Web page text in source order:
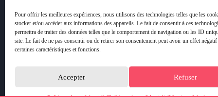
Pour offrir les meilleures expériences, nous utilisons des technologies telles que les
stocker et/ou accéder aux informations des appareils. Le fait de consentir à ces
permettra de traiter des données telles que le comportement de navigation ou les ID
site. Le fait de ne pas consentir ou de retirer son consentement peut avoir un effet
certaines caractéristiques et fonctions.
Accepter Refuser
Le Petit Gavroche